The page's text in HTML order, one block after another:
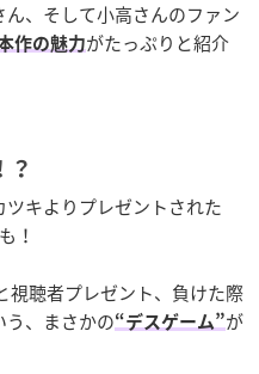
ん、そして小高さんのファン
作の魅力がたっぷりと紹介
？
キよりプレゼントされた
！
視聴者プレゼント、負けた際
う、まさかの“デスゲーム”が